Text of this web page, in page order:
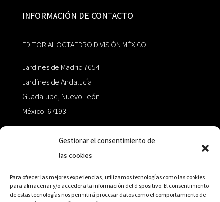
Gestionar el consentimiento de
las cookies
Para ofrecer las mejores experiencias, utilizamos tecnologías como las cookies
para almacenar y/o acceder a la información del dispositivo. El consentimiento
de estas tecnologías nos permitirá procesar datos como el comportamiento de
INFORMACIÓN DE CONTACTO
EDITORIAL OCTAEDRO DIVISIÓN MÉXICO
Jardines de Madrid 7654
Jardines de Andalucía
Guadalupe, Nuevo León
México 67193
+52 811.499.5638
RED DE DISTRIBUCIÓN